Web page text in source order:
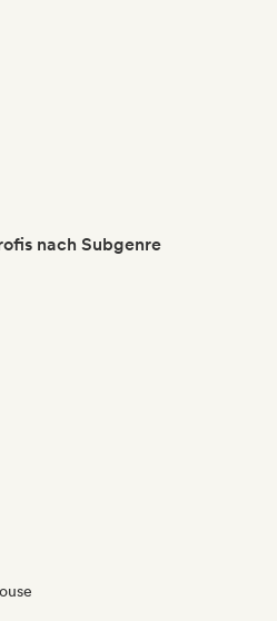
nach Subgenre